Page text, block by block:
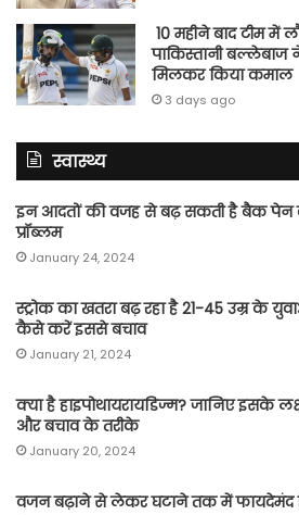
10 महीने बाद टीम में
पाकिस्तानी
मिलकर किया कमाल
3 days ago
स्वास्थ्य
इन आदतों की वजह से बढ़ सकती है बैक पेन
प्रॉब्लम
January 24, 2024
स्ट्रोक का खतरा बढ़ रहा है 21-45 उम्र के
कैसे करें इससे बचाव
January 21, 2024
क्या है हाइपोथायरायडिज्म? जानिए इसके
और बचाव के तरीके
January 20, 2024
वजन बढ़ाने से लेकर घटाने तक में फायदेमंद